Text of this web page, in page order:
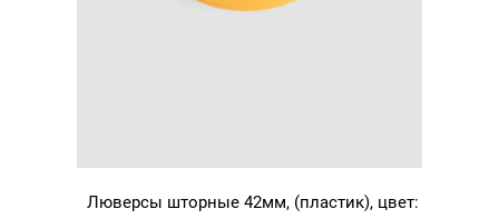
Люверсы шторные 42мм, (пластик), цвет: